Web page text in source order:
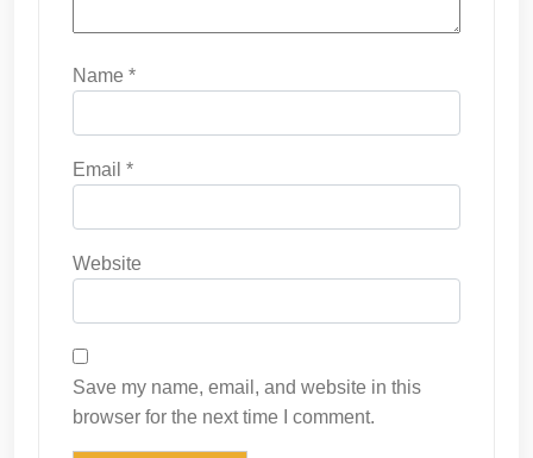
Name *
Email *
Website
Save my name, email, and website in this
browser for the next time I comment.